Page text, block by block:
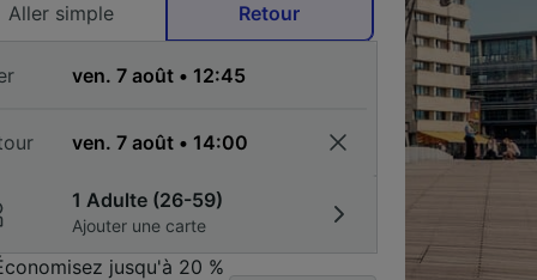
Aller simple
Retour
1 Adulte (26-59)
Ajouter une carte
jusqu'à 20 %